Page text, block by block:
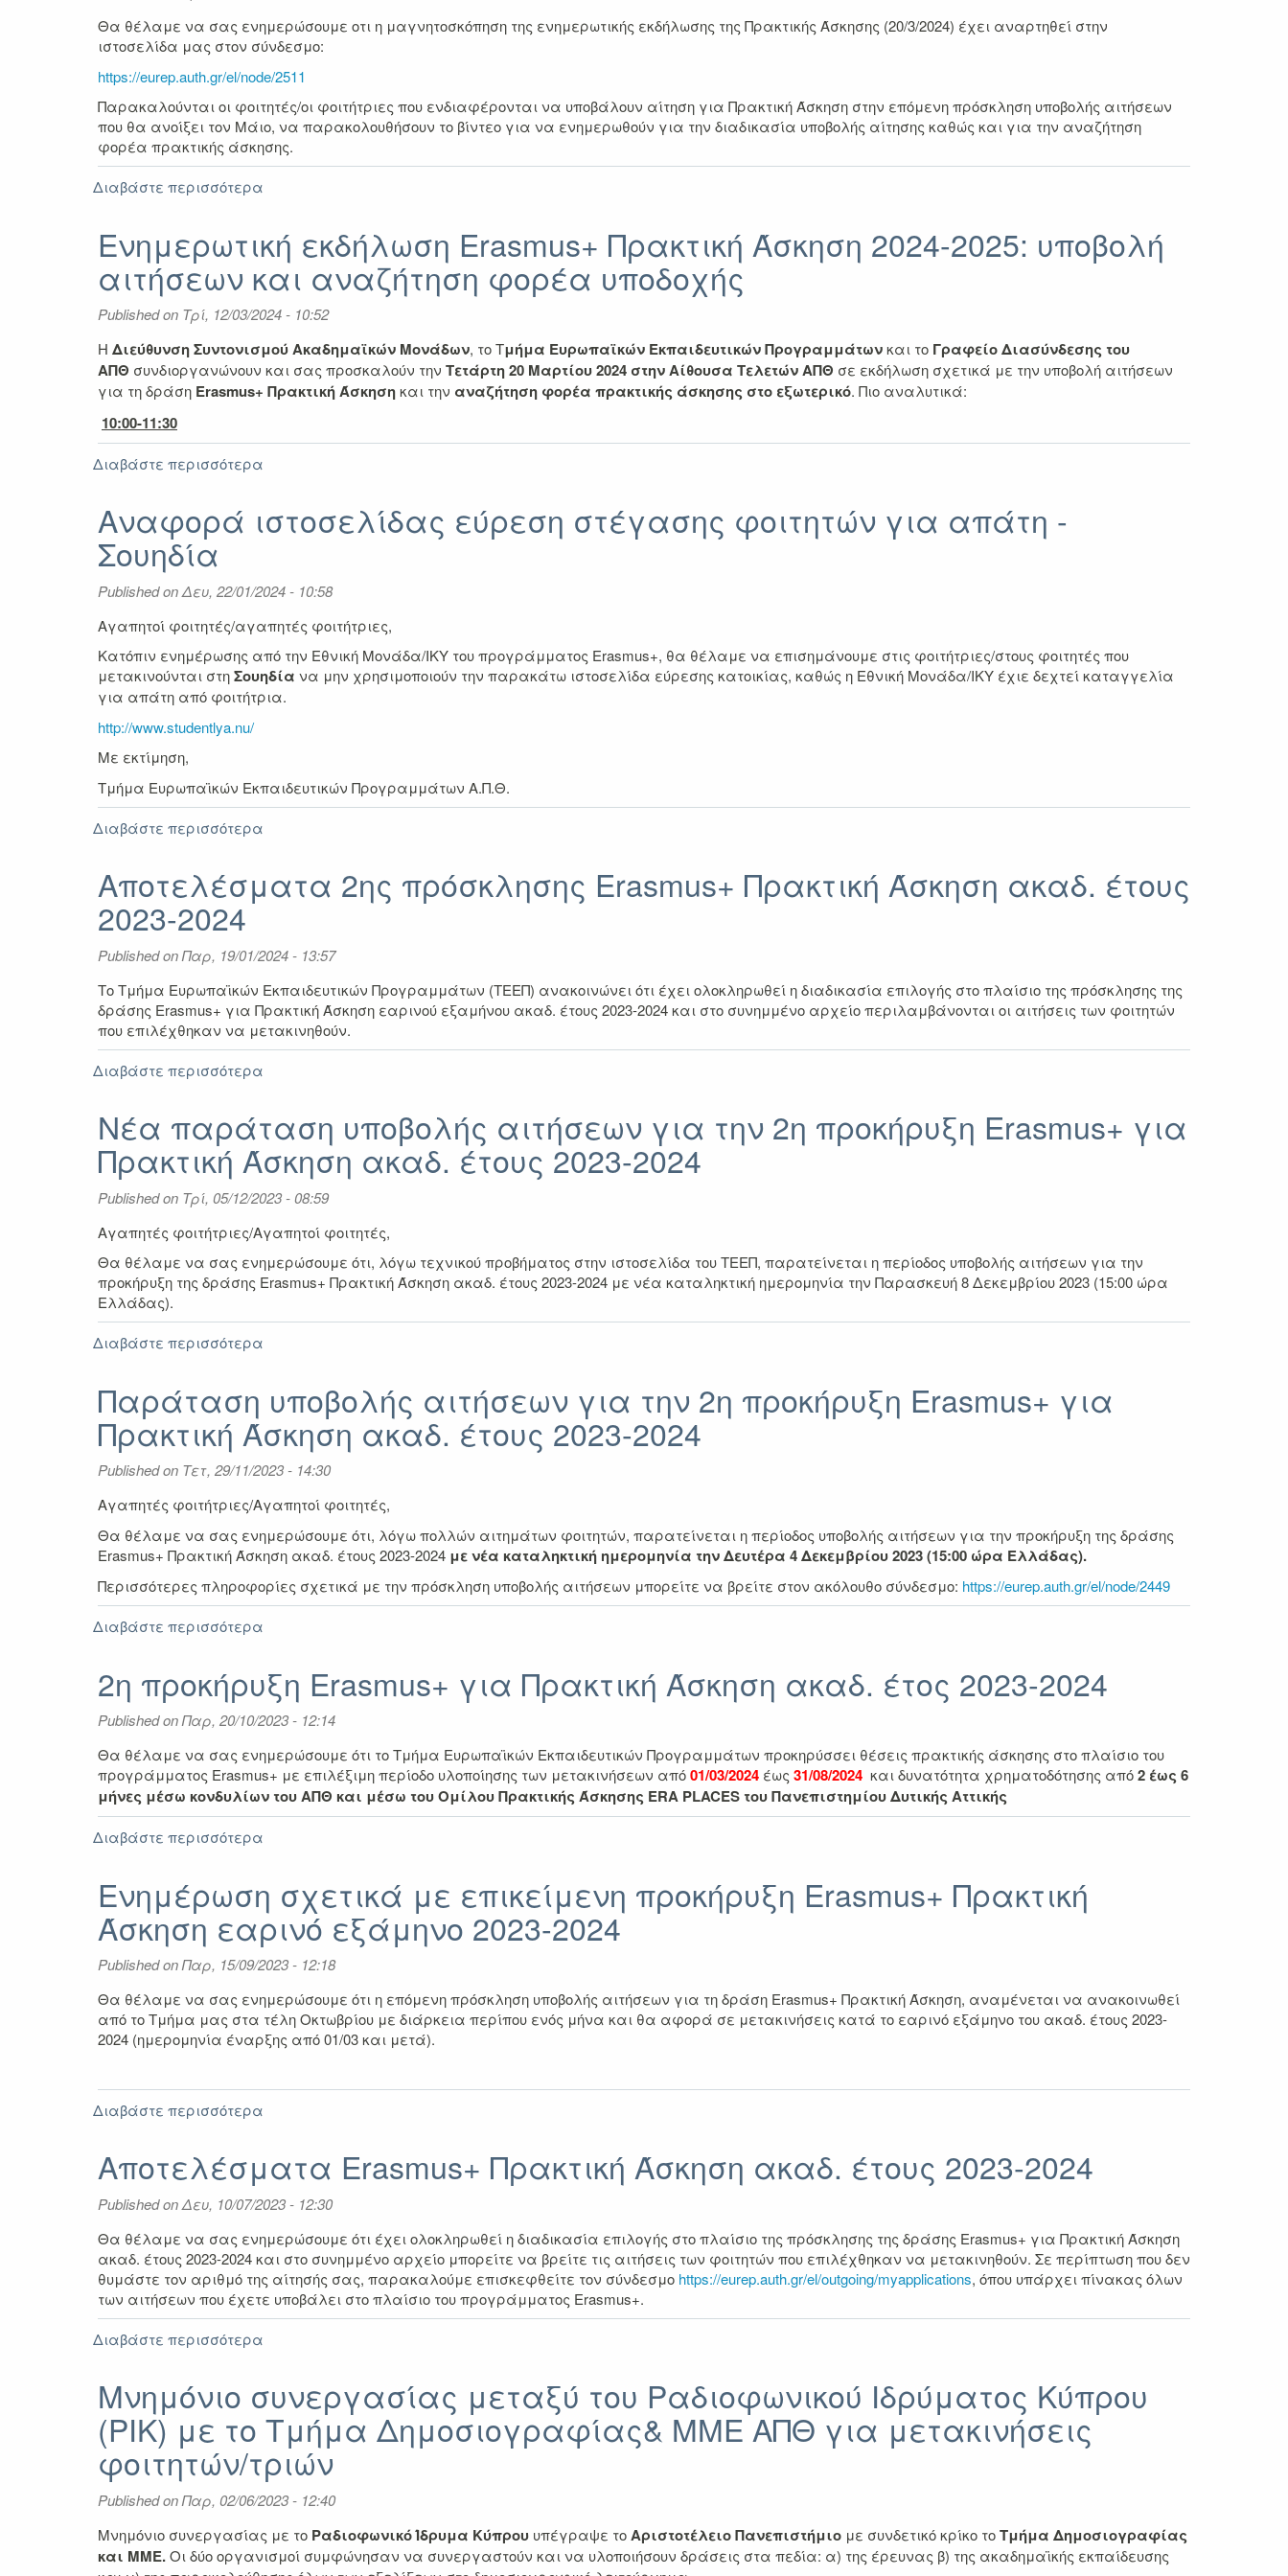
Θα θέλαμε να σας ενημερώσουμε οτι η μαγνητοσκόπηση της ενημερωτικής εκδήλωσης της Πρακτικής Άσκησης (20/3/2024) έχει αναρτηθεί στην
ιστοσελίδα μας στον σύνδεσμο:
https://eurep.auth.gr/el/node/2511
Παρακαλούνται οι φοιτητές/οι φοιτήτριες που ενδιαφέρονται να υποβάλουν αίτηση για Πρακτική Άσκηση στην επόμενη πρόσκληση υποβολής αιτήσεων
που θα ανοίξει τον Μάιο, να παρακολουθήσουν το βίντεο για να ενημερωθούν για την διαδικασία υποβολής αίτησης καθώς και για την αναζήτηση
φορέα πρακτικής άσκησης.
Διαβάστε περισσότερα
της
εκδήλωσης
της
Πρακτικής
(20/3/2024)
Ενημερωτική εκδήλωση Erasmus+ Πρακτική Άσκηση 2024-2025: υποβολή
αιτήσεων και αναζήτηση φορέα υποδοχής
Published on Τρί, 12/03/2024 - 10:52
Η Διεύθυνση Συντονισμού Ακαδημαϊκών Μονάδων, το Τμήμα Ευρωπαϊκών Εκπαιδευτικών Προγραμμάτωνκαι το Γραφείο Διασύνδεσης του
ΑΠΘ συνδιοργανώνουν και σας προσκαλούν την Τετάρτη 20 Μαρτίου 2024 στην Αίθουσα Τελετών ΑΠΘ σε εκδήλωση σχετικά με την υποβολή αιτήσεων
για τη δράση Erasmus+ Πρακτική Άσκησηκαι την αναζήτηση φορέα πρακτικής άσκησης στο εξωτερικό. Πιο αναλυτικά:
10:00-11:30
Διαβάστε περισσότερα
Erasmus+
2024-
2025:
υποβολή
και
αναζήτηση
φορέα
Αναφορά ιστοσελίδας εύρεση στέγασης φοιτητών για απάτη -
Σουηδία
Published onΔευ, 22/01/2024 - 10:58
Αγαπητοί φοιτητές/αγαπητές φοιτήτριες,
Κατόπιν ενημέρωσης από την Εθνική Μονάδα/ΙΚΥ του προγράμματος Erasmus+, θα θέλαμε να επισημάνουμε στις φοιτήτριες/στους φοιτητές που
μετακινούνται στηΣουηδία να μην χρησιμοποιούν την παρακάτω ιστοσελίδα εύρεσης κατοικίας, καθώς η Εθνική Μονάδα/ΙΚΥ έχιε δεχτεί καταγγελία
για απάτη από φοιτήτρια.
http://www.studentlya.nu/
Με εκτίμηση,
Τμήμα Ευρωπαϊκών Εκπαιδευτικών Προγραμμάτων Α.Π.Θ.
Διαβάστε περισσότερα
εύρεση
για
απάτη
-
Σουηδία
Αποτελέσματα 2ης πρόσκλησης Erasmus+ Πρακτική Άσκηση ακαδ. έτους
2023-2024
Published onΠαρ, 19/01/2024 - 13:57
Το Τμήμα Ευρωπαϊκών Εκπαιδευτικών Προγραμμάτων (ΤΕΕΠ) ανακοινώνει ότι έχει ολοκληρωθεί η διαδικασία επιλογής στο πλαίσιο της πρόσκλησης της
δράσης Erasmus+ για Πρακτική Άσκηση εαρινού εξαμήνου ακαδ. έτους 2023-2024 και στο συνημμένο αρχείο περιλαμβάνονται οι αιτήσεις των φοιτητών
που επιλέχθηκαν να μετακινηθούν.
Διαβάστε περισσότερα
πρόσκλησης
Πρακτική
Άσκηση
ακαδ.
έτους
2024
Νέα παράταση υποβολής αιτήσεων για την 2η προκήρυξη Erasmus+ για
Πρακτική Άσκηση ακαδ. έτους 2023-2024
Published on Τρί, 05/12/2023 - 08:59
Αγαπητές φοιτήτριες/Αγαπητοί φοιτητές,
Θα θέλαμε να σας ενημερώσουμε ότι, λόγω τεχνικού προβήματος στην ιστοσελίδα του ΤΕΕΠ, παρατείνεται η περίοδος υποβολής αιτήσεων για την
προκήρυξη της δράσης Erasmus+ Πρακτική Άσκηση ακαδ. έτους 2023-2024 με νέα καταληκτική ημερομηνία την Παρασκευή 8 Δεκεμβρίου 2023 (15:00 ώρα
Ελλάδας).
Διαβάστε περισσότερα
υποβολής
αιτήσεων
για
την
προκήρυξη
για
Πρακτική
Άσκηση
ακαδ.
Παράταση υποβολής αιτήσεων για την 2η προκήρυξη Erasmus+ για
Πρακτική Άσκηση ακαδ. έτους 2023-2024
Published on Τετ, 29/11/2023 - 14:30
Αγαπητές φοιτήτριες/Αγαπητοί φοιτητές,
Θα θέλαμε να σας ενημερώσουμε ότι, λόγω πολλών αιτημάτων φοιτητών, παρατείνεται η περίοδος υποβολής αιτήσεων για την προκήρυξη της δράσης
Erasmus+ Πρακτική Άσκηση ακαδ. έτους 2023-2024 με νέα καταληκτική ημερομηνία την Δευτέρα 4 Δεκεμβρίου 2023 (15:00 ώρα Ελλάδας).
Περισσότερες πληροφορίες σχετικά με την πρόσκληση υποβολής αιτήσεων μπορείτε να βρείτε στον ακόλουθο σύνδεσμο: https://eurep.auth.gr/el/node/2449
Διαβάστε περισσότερα
αιτήσεων
για
την
προκήρυξη
Erasmus+
για
έτους
2023-
2024
2η προκήρυξη Erasmus+ για Πρακτική Άσκηση ακαδ. έτος 2023-2024
Published onΠαρ, 20/10/2023 - 12:14
Θα θέλαμε να σας ενημερώσουμε ότι το Τμήμα Ευρωπαϊκών Εκπαιδευτικών Προγραμμάτων προκηρύσσει θέσεις πρακτικής άσκησης στο πλαίσιο του
προγράμματος Erasmus+ με επιλέξιμη περίοδο υλοποίησης των μετακινήσεων από01/03/2024 έως 31/08/2024 και δυνατότητα χρηματοδότησης από2 έως 6
μήνες μέσω κονδυλίων του ΑΠΘ και μέσω του Ομίλου Πρακτικής Άσκησης ERA PLACES του Πανεπιστημίου Δυτικής Αττικής
Διαβάστε περισσότερα
Erasmus+
για
Πρακτική
Άσκηση
έτος
2023-
2024
Ενημέρωση σχετικά με επικείμενη προκήρυξη Erasmus+ Πρακτική
Άσκηση εαρινό εξάμηνο 2023-2024
Published onΠαρ, 15/09/2023 - 12:18
Θα θέλαμε να σας ενημερώσουμε ότι η επόμενη πρόσκληση υποβολής αιτήσεων για τη δράση Erasmus+ Πρακτική Άσκηση, αναμένεται να ανακοινωθεί
από το Τμήμα μας στα τέλη Οκτωβρίου με διάρκεια περίπου ενός μήνα και θα αφορά σε μετακινήσεις κατά το εαρινό εξάμηνο του ακαδ. έτους 2023-
2024 (ημερομηνία έναρξης από 01/03 και μετά).
Διαβάστε περισσότερα
με
προκήρυξη
Erasmus+
Πρακτική
Άσκηση
εαρινό
εξάμηνο
Αποτελέσματα Erasmus+ Πρακτική Άσκηση ακαδ. έτους 2023-2024
Published onΔευ, 10/07/2023 - 12:30
Θα θέλαμε να σας ενημερώσουμε ότι έχει ολοκληρωθεί η διαδικασία επιλογής στο πλαίσιο της πρόσκλησης της δράσης Erasmus+ για Πρακτική Άσκηση
ακαδ. έτους 2023-2024 και στο συνημμένο αρχείο μπορείτε να βρείτε τις αιτήσεις των φοιτητών που επιλέχθηκαν να μετακινηθούν. Σε περίπτωση που δεν
θυμάστε τον αριθμό της αίτησής σας, παρακαλούμε επισκεφθείτε τον σύνδεσμο https://eurep.auth.gr/el/outgoing/myapplications, όπου υπάρχει πίνακας όλων
των αιτήσεων που έχετε υποβάλει στο πλαίσιο του προγράμματος Erasmus+.
Διαβάστε περισσότερα
Πρακτική
Άσκηση
ακαδ.
έτους
2023-
2024
Μνημόνιο συνεργασίας μεταξύ του Ραδιοφωνικού Ιδρύματος Κύπρου
(ΡΙΚ) με το Τμήμα Δημοσιογραφίας& ΜΜΕ ΑΠΘ για μετακινήσεις
φοιτητών/τριών
Published onΠαρ, 02/06/2023 - 12:40
Μνημόνιο συνεργασίας με το Ραδιοφωνικό Ίδρυμα Κύπρου υπέγραψε τοΑριστοτέλειο Πανεπιστήμιο με συνδετικό κρίκο τοΤμήμα Δημοσιογραφίας
και ΜΜΕ.Οι δύο οργανισμοί συμφώνησαν να συνεργαστούν και να υλοποιήσουν δράσεις στα πεδία: α) της έρευνας β) της ακαδημαϊκής εκπαίδευσης